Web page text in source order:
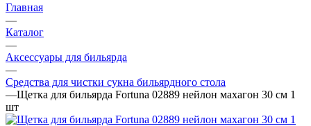
Главная
—
Каталог
—
Аксессуары для бильярда
—
Средства для чистки сукна бильярдного стола
—Щетка для бильярда Fortuna 02889 нейлон махагон 30 см 1
шт